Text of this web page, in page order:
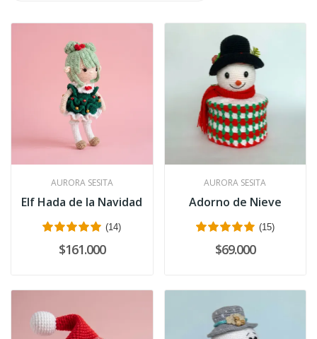
AURORA SESITA
Elf Hada de la Navidad
(14)
$161.000
AURORA SESITA
Adorno de Nieve
(15)
$69.000